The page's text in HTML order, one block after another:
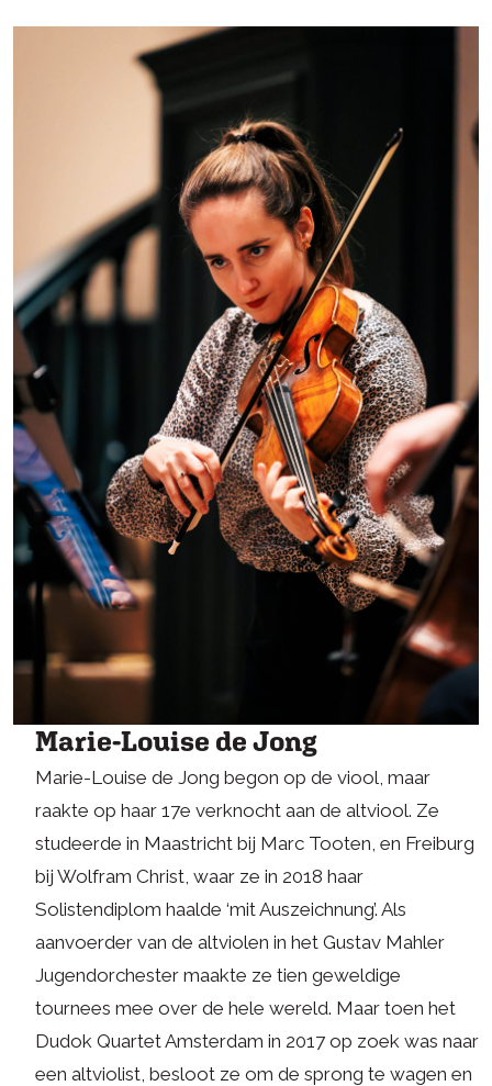
Marie-Louise de Jong
Marie-Louise de Jong begon op de viool, maar
raakte op haar 17e verknocht aan de altviool. Ze
studeerde in Maastricht bij Marc Tooten, en Freiburg
bij Wolfram Christ, waar ze in 2018 haar
Solistendiplom haalde ‘mit Auszeichnung’. Als
aanvoerder van de altviolen in het Gustav Mahler
Jugendorchester maakte ze tien geweldige
tournees mee over de hele wereld. Maar toen het
Dudok Quartet Amsterdam in 2017 op zoek was naar
een altviolist, besloot ze om de sprong te wagen en